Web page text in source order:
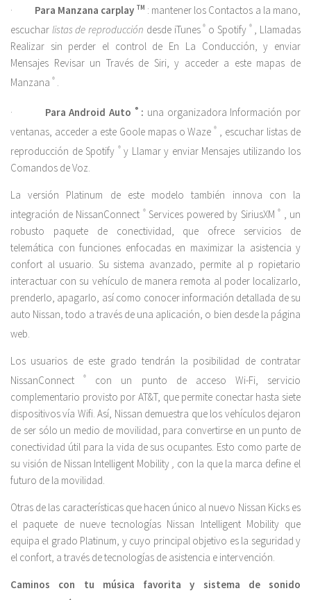
· Para Manzana carplay TM : mantener los Contactos a la mano,
escuchar listas de reproducción desde iTunes® o Spotify ®, Llamadas
Realizar sin perder el control de En La Conducción, y enviar
Mensajes Revisar un Través de Siri, y acceder a este mapas de
Manzana ® .
· Para Android Auto ®: una organizadora Información por
ventanas, acceder a este Goole mapas o Waze® , escuchar listas de
reproducción de Spotify ®y Llamar y enviar Mensajes utilizando los
Comandos de Voz.
La versión Platinum de este modelo también innova con la
integración de NissanConnect ®Services powered by SiriusXM ® , un
robusto paquete de conectividad, que ofrece servicios de
telemática con funciones enfocadas en maximizar la asistencia y
confort al usuario. Su sistema avanzado, permite al p ropietario
interactuar con su vehículo de manera remota al poder localizarlo,
prenderlo, apagarlo, así como conocer información detallada de su
auto Nissan, todo a través de una aplicación, o bien desde la página
web.
Los usuarios de este grado tendrán la posibilidad de contratar
NissanConnect®
con un punto de acceso Wi-Fi, servicio
complementario provisto por AT&T, que permite conectar hasta siete
dispositivos vía Wifi. Así, Nissan demuestra que los vehículos dejaron
de ser sólo un medio de movilidad, para convertirse en un punto de
conectividad útil para la vida de sus ocupantes. Esto como parte de
su visión de Nissan Intelligent Mobility, con la que la marca define el
futuro de la movilidad.
Otras de las características que hacen único al nuevo Nissan Kicks es
el paquete de nueve tecnologías Nissan Intelligent Mobility que
equipa el grado Platinum, y cuyo principal objetivo es la seguridad y
el confort, a través de tecnologías de asistencia e intervención.
Caminos con tu música favorita y sistema de sonido